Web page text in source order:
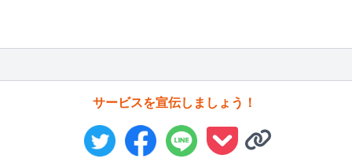
サービスを宣伝しましょう！